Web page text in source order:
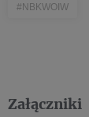
#NBKWOIW
Załączniki